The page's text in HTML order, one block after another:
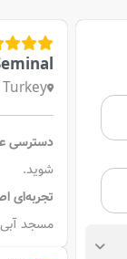
دسترسی
شوید.
تجربه‌ای
مسجد